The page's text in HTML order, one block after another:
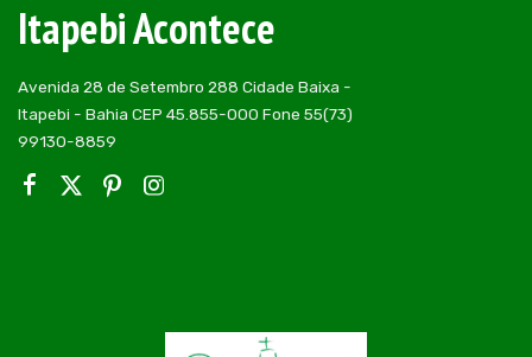
Itapebi Acontece
Avenida 28 de Setembro 288 Cidade Baixa -
Itapebi - Bahia CEP 45.855-000 Fone 55(73)
99130-8859